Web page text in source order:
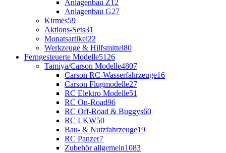
Anlagenbau Z12
Anlagenbau G27
Kirmes59
Aktions-Sets31
Monatsartikel22
Werkzeuge & Hilfsmittel80
Ferngesteuerte Modelle5126
Tamiya/Carson Modelle4807
Carson RC-Wasserfahrzeuge16
Carson Flugmodelle27
RC Elektro Modelle51
RC On-Road96
RC Off-Road & Buggys60
RC LKW50
Bau- & Nutzfahrzeuge19
RC Panzer7
Zubehör allgemein1083